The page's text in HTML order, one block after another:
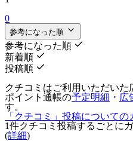
0
参考になった順
参考になった順
新着順
投稿順
クチコミはご利用いただいた
ポイント通帳の予定明細 ・ 広
す。
「クチコミ」投稿についての
1件クチコミ投稿するごとに
(詳細)